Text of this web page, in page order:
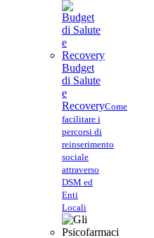
Budget
di Salute
e
RecoveryCome
facilitare i
percorsi di
reinserimento
sociale
attraverso
DSM ed
Enti
Locali